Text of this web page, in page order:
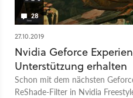
28
27.10.2019
Nvidia Geforce
Unterstützung erhalten
Schon mit dem nächsten
ReShade-Filter in Nvidia